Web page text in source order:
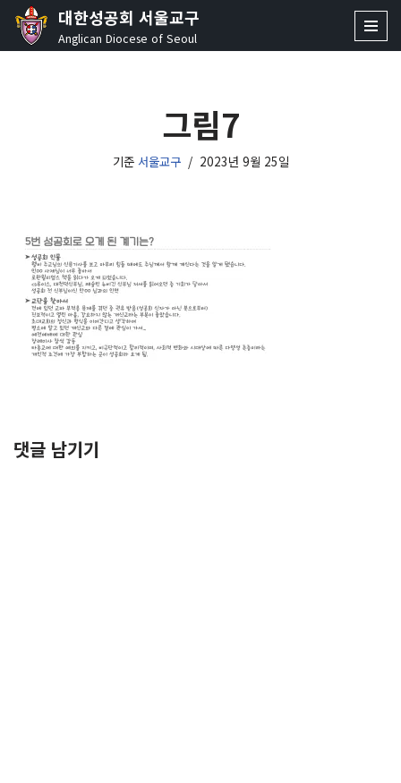
콘
대한성공회 서울교구
Anglican Diocese of Seoul
그림7
기준 서울교구 2023년 9월 25일
댓글 남기기